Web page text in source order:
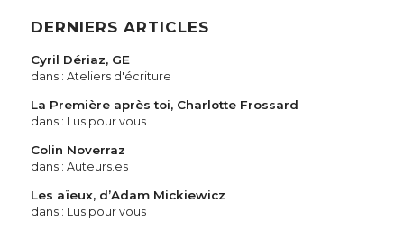
DERNIERS ARTICLES
Cyril Dériaz, GE
dans : Ateliers d'écriture
La Première après toi, Charlotte Frossard
dans : Lus pour vous
Colin Noverraz
dans : Auteurs.es
Les aïeux, d’Adam Mickiewicz
dans : Lus pour vous